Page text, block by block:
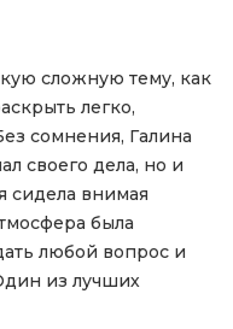
сложную тему, как
легко,
сомнения, Галина
своего дела, но и
сидела внимая
была
любой вопрос и
из лучших